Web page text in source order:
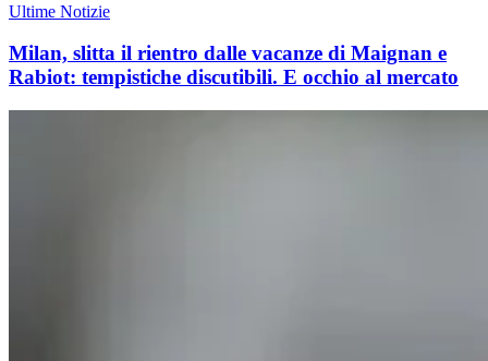
Ultime Notizie
Milan, slitta il rientro dalle vacanze di Maignan e
Rabiot: tempistiche discutibili. E occhio al mercato